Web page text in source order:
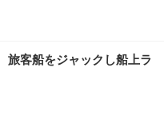
旅客船をジャックし船上ラ